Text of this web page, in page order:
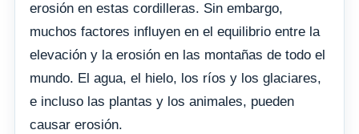
erosión en estas cordilleras. Sin embargo,
muchos factores influyen en el equilibrio entre la
elevación y la erosión en las montañas de todo el
mundo. El agua, el hielo, los ríos y los glaciares,
e incluso las plantas y los animales, pueden
causar erosión.